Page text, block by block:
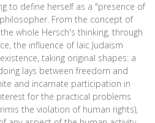
to define herself as a "presence of
From the concept of
whole Hersch's thinking, through
the influence of laic Judaism
taking original shapes: a
lays between freedom and
and incarnate participation in
for the practical problems
the violation of human rights),